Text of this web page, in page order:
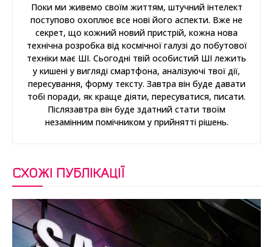
Поки ми живемо своїм життям, штучний інтелект
поступово охоплює все нові його аспекти. Вже не
секрет, що кожний новий пристрій, кожна нова
технічна розробка від космічної галузі до побутової
техніки має ШІ. Сьогодні твій особистий ШІ лежить
у кишені у вигляді смартфона, аналізуючі твої дії,
пересування, форму тексту. Завтра він буде давати
тобі поради, як краще діяти, пересуватися, писати.
Післязавтра він буде здатний стати твоїм
незамінним помічником у прийнятті рішень.
СХОЖІ ПУБЛІКАЦІЇ